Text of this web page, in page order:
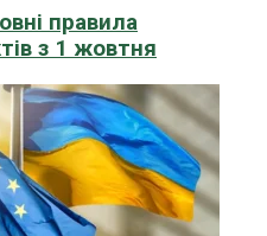
правила
з 1 жовтня